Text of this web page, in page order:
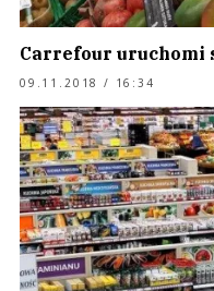
Carrefour uruchomi
09.11.2018 / 16:34